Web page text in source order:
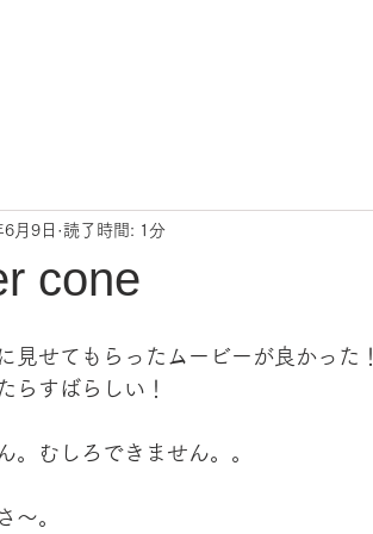
cone
月9日 読了時間: 1分
見せてもらったムービーが良かった！
らすばらしい！
。むしろできません。。
〜。